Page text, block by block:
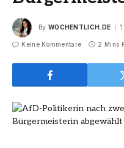
By WOCHENTLICH.DE
Keine Kommentare 2 Mins